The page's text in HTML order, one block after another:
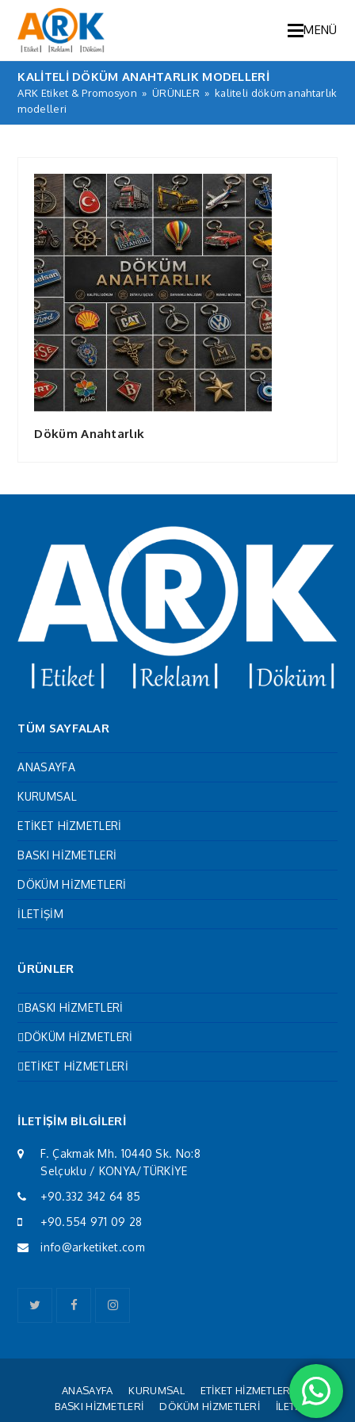
MENÜ
KALITELI DÖKÜM ANAHTARLIK MODELLERI
ARK Etiket & Promosyon » ÜRÜNLER » kaliteli döküm anahtarlık
modelleri
Döküm Anahtarlık
TÜM SAYFALAR
ANASAYFA
KURUMSAL
ETİKET HİZMETLERİ
BASKI HİZMETLERİ
DÖKÜM HİZMETLERİ
İLETİŞİM
ÜRÜNLER
BASKI HİZMETLERİ
DÖKÜM HİZMETLERİ
ETİKET HİZMETLERİ
İLETİŞİM BİLGİLERİ
F. Çakmak Mh. 10440 Sk. No:8
Selçuklu / KONYA/TÜRKİYE
+90.332 342 64 85
+90.554 971 09 28
info@arketiket.com
TwitterFacebookInstagram
ANASAYFA KURUMSAL
ETİKET HİZMETLERİ
BASKI HİZMETLERİ
DÖKÜM HİZMETLERİ İLETİŞİM